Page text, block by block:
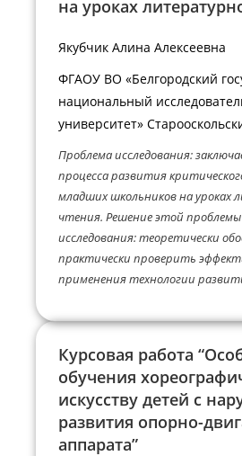
на уроках
Якубчик Алина Алексеевна
ФГАОУ ВО «Белгородский
национальный
университет»
Проблема исследования:
процесса развития
младших школьников на уроках
чтения. Решение этой
исследования: теоретически
практически проверить
применения технологии
Курсовая работа
обучения
искусству детей с
развития опорно-
аппарата”